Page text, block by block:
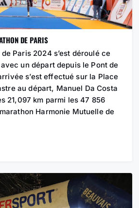
DE PARIS
Paris 2024 s’est déroulé ce
un départ depuis le Pont de
s’est effectué sur la Place
au départ, Manuel Da Costa
21,097 km parmi les 47 856
Harmonie Mutuelle de